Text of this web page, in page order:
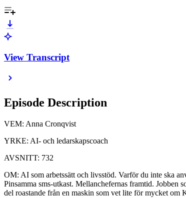
View Transcript
Episode Description
VEM: Anna Cronqvist
YRKE: AI- och ledarskapscoach
AVSNITT: 732
OM: AI som arbetssätt och livsstöd. Varför du inte ska
Pinsamma sms-utkast. Mellanchefernas framtid. Jobben
del roastande från en maskin som vet lite för mycket om